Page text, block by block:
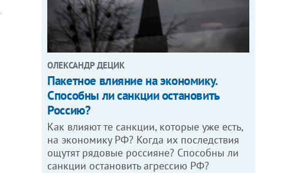
ОЛЕКСАНДР ДЕЦИК
Пакетное влияние на экономику.
Способны ли санкции остановить
Россию?
Как влияют те санкции, которые уже есть,
на экономику РФ? Когда их последствия
ощутят рядовые россияне? Способны ли
санкции остановить агрессию РФ?